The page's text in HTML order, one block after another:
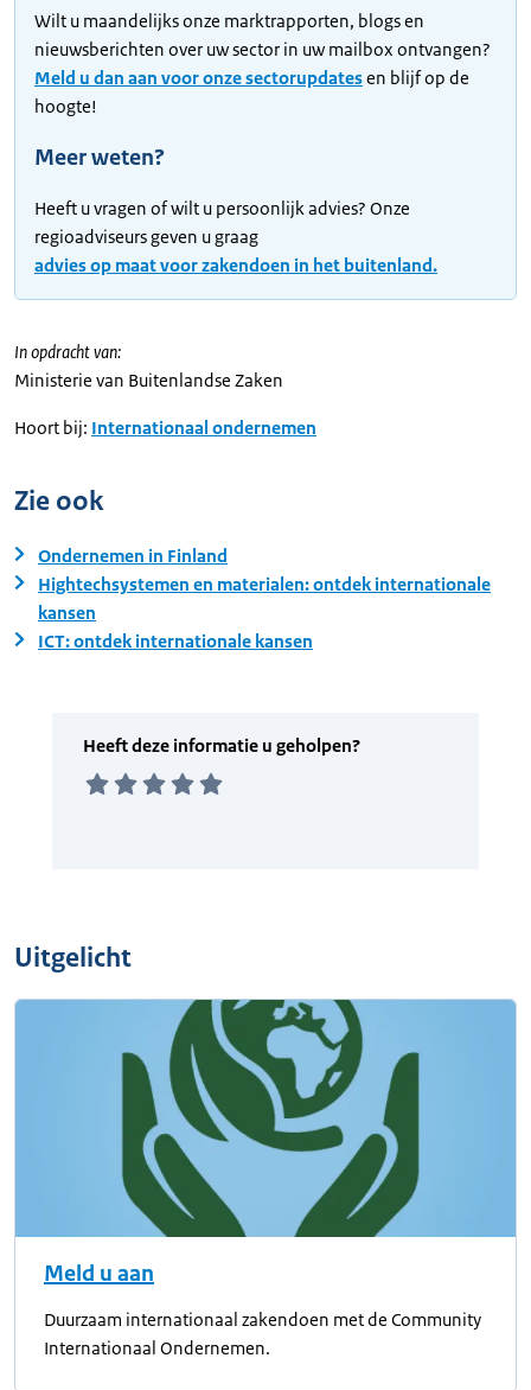
Wilt u maandelijks onze marktrapporten, blogs en
nieuwsberichten over uw sector in uw mailbox ontvangen?
Meld u dan aan voor onze sectorupdatesen blijf op de
hoogte!
Meer weten?
Heeft u vragen of wilt u persoonlijk advies? Onze
regioadviseurs geven u graag
advies op maat voor zakendoen in het buitenland.
In opdracht van:
Ministerie van Buitenlandse Zaken
Hoort bij: Internationaal ondernemen
Zie ook
Ondernemen in Finland
Hightechsystemen en materialen: ontdek internationale
kansen
ICT: ontdek internationale kansen
Uitgelicht
Meld u aan
Duurzaam internationaal zakendoen met de Community
Internationaal Ondernemen.